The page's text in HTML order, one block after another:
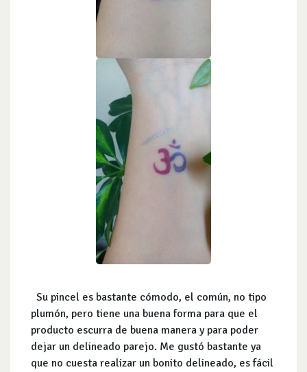
Su pincel es bastante cómodo, el común, no tipo
plumón, pero tiene una buena forma para que el
producto escurra de buena manera y para poder
dejar un delineado parejo. Me gustó bastante ya
que no cuesta realizar un bonito delineado, es fácil